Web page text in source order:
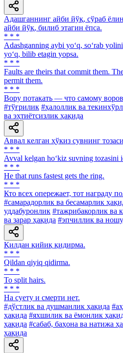
Адашганнинг айби йўқ, сўраб
айби йўқ, билиб этагин ёпса.
* * *
Adashganning aybi yo‘q, so‘rab
yo‘q, bilib etagin yopsa.
* * *
Faults are theirs that commit them.
permit them.
* * *
Вору потакать — что самому
#тўғрилик #ҳалоллик ва
ва эҳтиётсизлик ҳақида
Аввал келган ҳўкиз сувнинг
* * *
Avval kelgan ho‘kiz suvning tozasini
* * *
Не that runs fastest gets the ring.
* * *
Кто всех опережает, тот награду
#самарадорлик ва бесамарлик
уддабуронлик #тажрибакорлик ва
ва зарар ҳақида #эпчиллик ва
Қилдан қийиқ қидирма.
* * *
Qildan qiyiq qidirma.
* * *
To split hairs.
* * *
Ha суету и смерти нет.
#дўстлик ва душманлик ҳақида
ҳақида #яхшилик ва ёмонлик
ҳақида #сабаб, баҳона ва натижа
ҳақида